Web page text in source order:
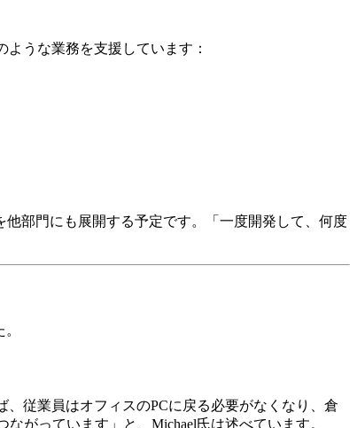
うな業務を支援しています：
部門にも展開する予定です。「一度開発して、何度
、従業員はオフィスのPCに戻る必要がなくなり、倉
がっています」と、Michael氏は述べています。